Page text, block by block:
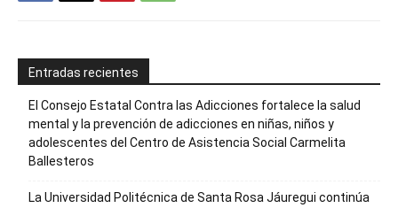
Entradas recientes
El Consejo Estatal Contra las Adicciones fortalece la salud
mental y la prevención de adicciones en niñas, niños y
adolescentes del Centro de Asistencia Social Carmelita
Ballesteros
La Universidad Politécnica de Santa Rosa Jáuregui continúa